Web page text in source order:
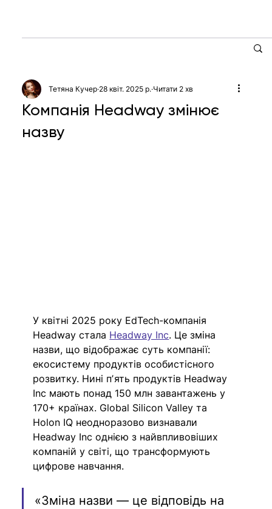
Компанія Headway змінює
назву
Тетяна Кучер 28 квіт. 2025 р. Читати 2 хв
У квітні 2025 року EdTech-компанія
Headway стала Headway Inc. Це зміна
назви, що відображає суть компанії:
екосистему продуктів особистісного
розвитку. Нині пʼять продуктів Headway
Inc мають понад 150 млн завантажень у
170+ країнах. Global Silicon Valley та
Holon IQ неодноразово визнавали
Headway Inc однією з найвпливовіших
компаній у світі, що трансформують
цифрове навчання.
«Зміна назви — це відповідь на